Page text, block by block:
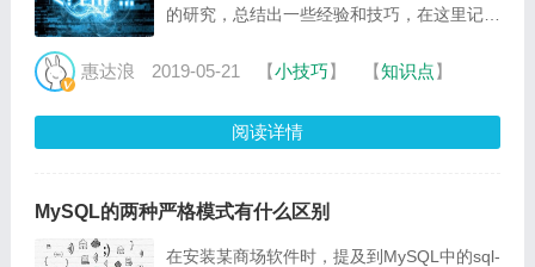
的研究，总结出一些经验和技巧，在这里记录
注意。
惠达浪 2019-05-21 【小技巧】 【知识点】
阅读详情
MySQL的两种严格模式有什么区别
在安装某商场软件时，提及到MySQL中的sql-